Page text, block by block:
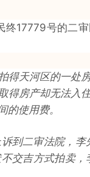
17779号的二
得天河区的一处
得房产却无法入
的使用费。
到二审法院，
交吉方式拍卖，